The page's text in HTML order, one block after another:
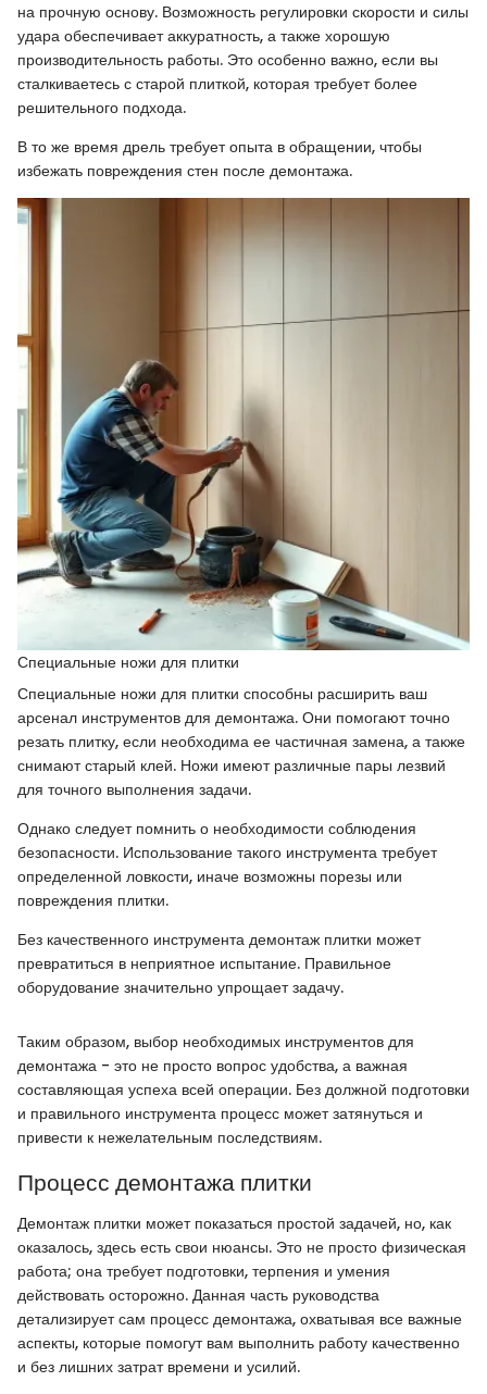
на прочную основу. Возможность регулировки скорости и силы
удара обеспечивает аккуратность, а также хорошую
производительность работы. Это особенно важно, если вы
сталкиваетесь с старой плиткой, которая требует более
решительного подхода.
В то же время дрель требует опыта в обращении, чтобы
избежать повреждения стен после демонтажа.
Специальные ножи для плитки
Специальные ножи для плитки способны расширить ваш
арсенал инструментов для демонтажа. Они помогают точно
резать плитку, если необходима ее частичная замена, а также
снимают старый клей. Ножи имеют различные пары лезвий
для точного выполнения задачи.
Однако следует помнить о необходимости соблюдения
безопасности. Использование такого инструмента требует
определенной ловкости, иначе возможны порезы или
повреждения плитки.
Без качественного инструмента демонтаж плитки может
превратиться в неприятное испытание. Правильное
оборудование значительно упрощает задачу.
Таким образом, выбор необходимых инструментов для
демонтажа - это не просто вопрос удобства, а важная
составляющая успеха всей операции. Без должной подготовки
и правильного инструмента процесс может затянуться и
привести к нежелательным последствиям.
Процесс демонтажа плитки
Демонтаж плитки может показаться простой задачей, но, как
оказалось, здесь есть свои нюансы. Это не просто физическая
работа; она требует подготовки, терпения и умения
действовать осторожно. Данная часть руководства
детализирует сам процесс демонтажа, охватывая все важные
аспекты, которые помогут вам выполнить работу качественно
и без лишних затрат времени и усилий.